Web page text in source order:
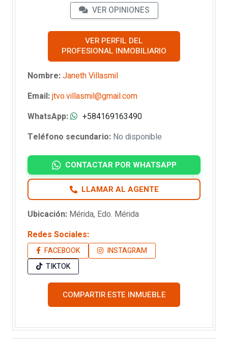
VER OPINIONES
VER PERFIL DEL
PROFESIONAL INMOBILIARIO
Nombre:Janeth Villasmil
Email:jtvo.villasmil@gmail.com
WhatsApp:
+584169163490
Teléfono secundario: No disponible
CONTACTAR POR WHATSAPP
LLAMAR AL AGENTE
Ubicación: Mérida, Edo. Mérida
Redes Sociales:
FACEBOOK
INSTAGRAM
TIKTOK
COMPARTIR ESTE INMUEBLE